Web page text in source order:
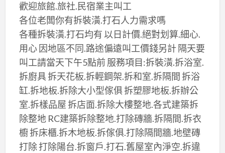
歡迎旅館.旅社.民宿業主叫工
各位老闆你有拆裝潢.打石人力需求嗎
各種拆裝潢.打石均有 以日計價.絕對划算.細心.
用心 因地區不同.路途偏遠叫工價錢另計 隔天要
叫工請當天下午5點前 服務項目:拆裝潢.拆浴室.
拆廚具 拆天花板.拆輕鋼架.拆和室.拆隔間 拆浴
缸.拆地板.拆除大小型傢俱 拆塑膠地板.拆辦公
室.拆樣品屋 拆店面.拆除大樓整地.各式建築拆
除整地 RC建築拆除整地.打除磚牆.拆隔間.拆衣
櫥 拆床櫃.拆木地板.拆傢俱.打除隔間牆.地壁磚
打除 打除陽台.拆窗戶.打石.舊屋室內淨空.拆違